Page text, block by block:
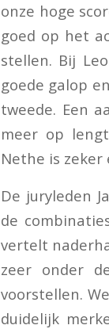
onze hoge
goed op het
stellen. Bij
goede galop
tweede. Een
meer op
Nethe is
De juryleden
de
vertelt
zeer onder
voorstellen.
duidelijk